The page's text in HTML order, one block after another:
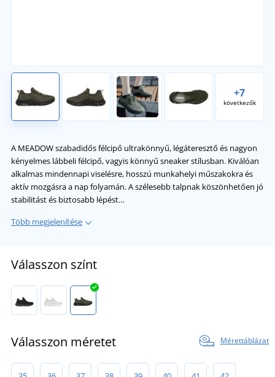
+7
következők
A MEADOW szabadidős félcipő ultrakönnyű, légáteresztő és nagyon
kényelmes lábbeli félcipő, vagyis könnyű sneaker stílusban. Kiválóan
alkalmas mindennapi viselésre, hosszú munkahelyi műszakokra és
aktív mozgásra a nap folyamán. A szélesebb talpnak köszönhetően jó
stabilitást és biztosabb lépést…
Több megjelenítése
Válasszon színt
Válasszon méretet Mérettáblázat